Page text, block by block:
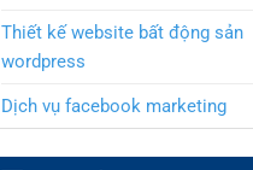
Thiết kế website bất động sản
wordpress
Dịch vụ facebook marketing